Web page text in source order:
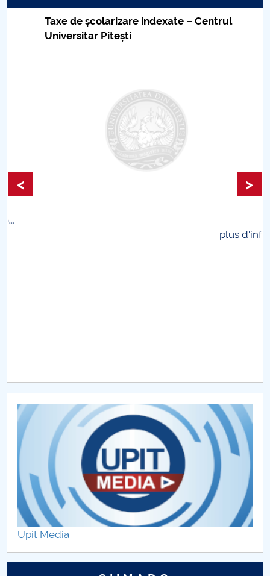
Taxe de școlarizare indexate – Centrul
Universitar Pitești
plus d'info...
< >
Upit Media